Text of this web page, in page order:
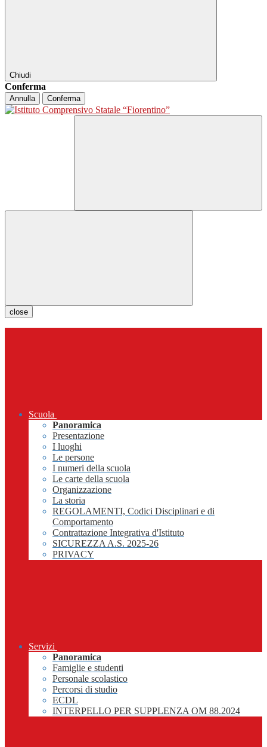
Chiudi
Conferma
Annulla Conferma
close
Scuola
Panoramica
Presentazione
I luoghi
Le persone
I numeri della scuola
Le carte della scuola
Organizzazione
La storia
REGOLAMENTI, Codici Disciplinari e di
Comportamento
Contrattazione Integrativa d'Istituto
SICUREZZA A.S. 2025-26
PRIVACY
Servizi
Panoramica
Famiglie e studenti
Personale scolastico
Percorsi di studio
ECDL
INTERPELLO PER SUPPLENZA OM 88.2024